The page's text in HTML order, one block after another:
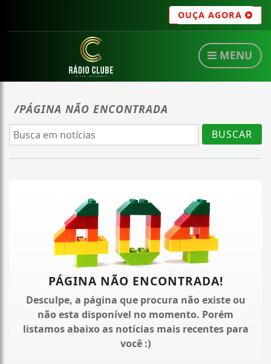
OUÇA AGORA
MENU
/PÁGINA NÃO ENCONTRADA
BUSCAR
PÁGINA NÃO ENCONTRADA!
Desculpe, a página que procura não existe ou
não esta disponível no momento. Porém
listamos abaixo as notícias mais recentes para
você :)